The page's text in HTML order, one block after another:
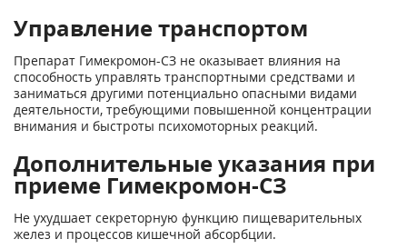
Управление транспортом
Препарат Гимекромон-СЗ не оказывает влияния на
способность управлять транспортными средствами и
заниматься другими потенциально опасными видами
деятельности, требующими повышенной концентрации
внимания и быстроты психомоторных реакций.
Дополнительные указания при
приеме Гимекромон-СЗ
Не ухудшает секреторную функцию пищеварительных
желез и процессов кишечной абсорбции.